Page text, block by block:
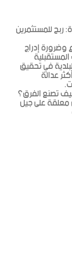
ربح للمستثمرين
وضرورة إدراج
في تحقيقعدالة
تصنع الفرق؟
معلقة على جيل